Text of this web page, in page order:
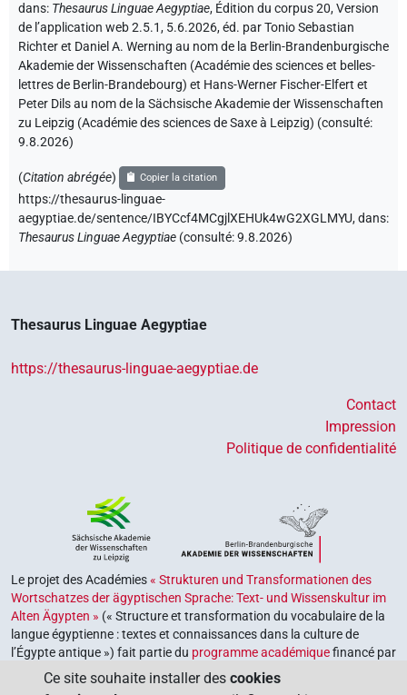
dans: Thesaurus Linguae Aegyptiae, Édition du corpus 20, Version
de l’application web 2.5.1, 5.6.2026, éd. par Tonio Sebastian
Richter et Daniel A. Werning au nom de la Berlin-Brandenburgische
Akademie der Wissenschaften (Académie des sciences et belles-
lettres de Berlin-Brandebourg) et Hans-Werner Fischer-Elfert et
Peter Dils au nom de la Sächsische Akademie der Wissenschaften
zu Leipzig (Académie des sciences de Saxe à Leipzig) (consulté:
9.8.2026)
(Citation abrégée) Copier la citation
https://thesaurus-linguae-
aegyptiae.de/sentence/IBYCcf4MCgjlXEHUk4wG2XGLMYU,dans:
Thesaurus Linguae Aegyptiae (consulté:9.8.2026)
Thesaurus Linguae Aegyptiae
https://thesaurus-linguae-aegyptiae.de
Contact
Impression
Politique de confidentialité
Le projet des Académies« Strukturen und Transformationen des
Wortschatzes der ägyptischen Sprache: Text- und Wissenskultur im
Alten Ägypten » (« Structure et transformation du vocabulaire de la
langue égyptienne : textes et connaissances dans la culture de
l’Égypte antique ») fait partie du programme académiquefinancé par
le gouvernement fédéral et les gouvernements des Länder de la
Ce site souhaite installer des cookies